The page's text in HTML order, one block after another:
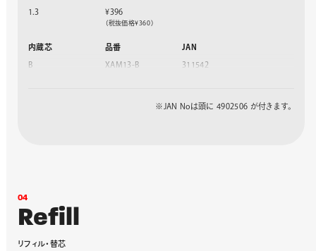
1.3 ¥396
（税抜価格¥360）
内蔵芯 品番 JAN
B XAM13-B
311542
※JAN Noは頭に 4902506 が付きます。
04
Refill
リフ ィ ル・ 替芯